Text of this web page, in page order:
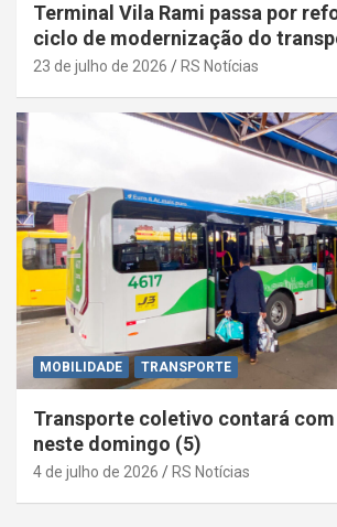
Terminal Vila Rami passa por
ciclo de modernização do
23 de julho de 2026 RS Notícias
MOBILIDADE TRANSPORTE
Transporte coletivo contará
neste domingo (5)
4 de julho de 2026 RS Notícias